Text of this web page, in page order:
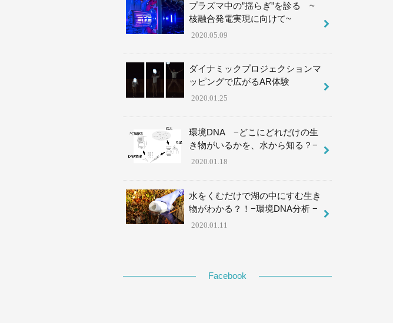
プラズマ中の”揺らぎ”を診る ~
核融合発電実現に向けて~
2020.05.09
ダイナミックプロジェクションマ
ッピングで広がるAR体験
2020.01.25
環境DNA −どこにどれだけの生
き物がいるかを、水から知る？−
2020.01.18
水をくむだけで湖の中にすむ生き
物がわかる？！−環境DNA分析 −
2020.01.11
Facebook